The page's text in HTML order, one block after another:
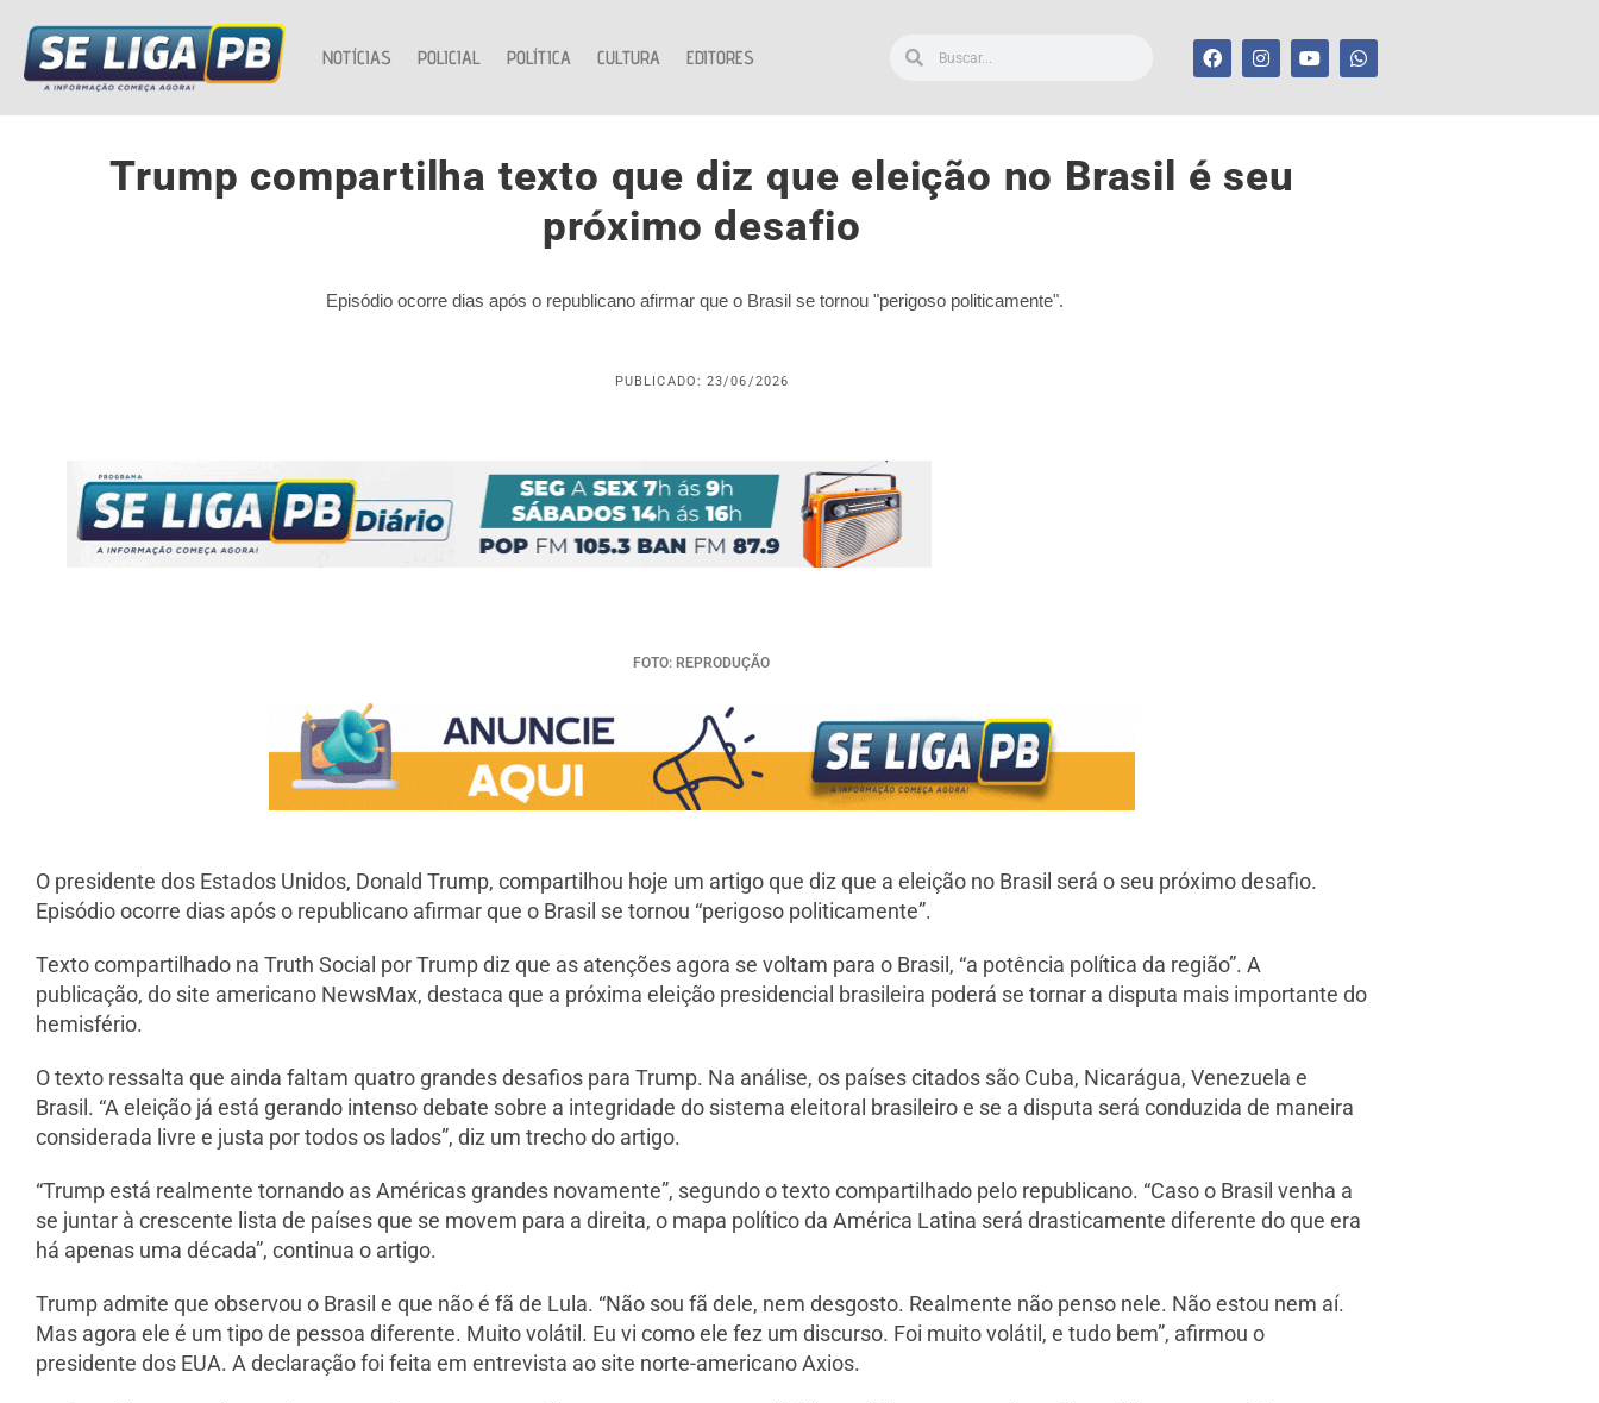
NOTÍCIAS POLICIAL POLÍTICA CULTURA EDITORES
Trump compartilha texto que diz que eleição no Brasil é seu
próximo desafio
Episódio ocorre dias após o republicano afirmar que o Brasil se tornou "perigoso politicamente".
PUBLICADO: 23/06/2026
FOTO: REPRODUÇÃO
O presidente dos Estados Unidos, Donald Trump, compartilhou hoje um artigo que diz que a eleição no Brasil será o seu próximo desafio.
Episódio ocorre dias após o republicano afirmar que o Brasil se tornou “perigoso politicamente”.
Texto compartilhado na Truth Social por Trump diz que as atenções agora se voltam para o Brasil, “a potência política da região”. A
publicação, do site americano NewsMax, destaca que a próxima eleição presidencial brasileira poderá se tornar a disputa mais importante do
hemisfério.
O texto ressalta que ainda faltam quatro grandes desafios para Trump. Na análise, os países citados são Cuba, Nicarágua, Venezuela e
Brasil. “A eleição já está gerando intenso debate sobre a integridade do sistema eleitoral brasileiro e se a disputa será conduzida de maneira
considerada livre e justa por todos os lados”, diz um trecho do artigo.
“Trump está realmente tornando as Américas grandes novamente”, segundo o texto compartilhado pelo republicano. “Caso o Brasil venha a
se juntar à crescente lista de países que se movem para a direita, o mapa político da América Latina será drasticamente diferente do que era
há apenas uma década”, continua o artigo.
Trump admite que observou o Brasil e que não é fã de Lula. “Não sou fã dele, nem desgosto. Realmente não penso nele. Não estou nem aí.
Mas agora ele é um tipo de pessoa diferente. Muito volátil. Eu vi como ele fez um discurso. Foi muito volátil, e tudo bem”, afirmou o
presidente dos EUA. A declaração foi feita em entrevista ao site norte-americano Axios.